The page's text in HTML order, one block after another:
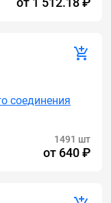
соединения
1491 шт
от 640 ₽